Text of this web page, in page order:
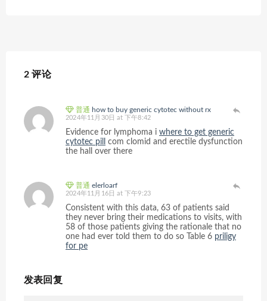
2 评论
普通 how to buy generic cytotec without rx
2024年11月30日 at 下午8:42
Evidence for lymphoma i where to get generic
cytotec pill
com clomid and erectile dysfunction
the hall over there
普通 elerloarf
2024年11月16日 at 下午9:23
Consistent with this data, 63 of patients said
they never bring their medications to visits, with
58 of those patients giving the rationale that no
one had ever told them to do so Table 6 priligy
for pe
发表回复